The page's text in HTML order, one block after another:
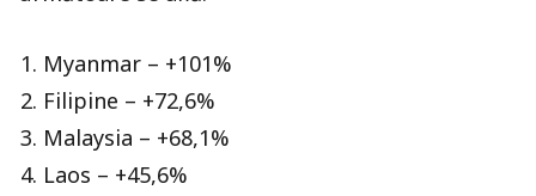
Myanmar – +101%
Filipine – +72,6%
Malaysia – +68,1%
Laos – +45,6%